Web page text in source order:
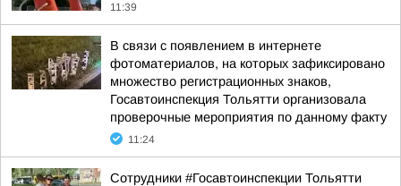
11:39
В связи с появлением в интернете
фотоматериалов, на которых зафиксировано
множество регистрационных знаков,
Госавтоинспекция Тольятти организовала
проверочные мероприятия по данному факту
11:24
Сотрудники #Госавтоинспекции Тольятти